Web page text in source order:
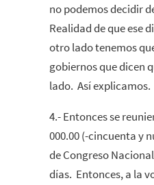
no podemos decidir
Realidad de que ese
otro lado tenemos
gobiernos que dicen
lado. Así explicamos.
4.- Entonces se
000.00 (-cincuenta y
de Congreso
días. Entonces, a la